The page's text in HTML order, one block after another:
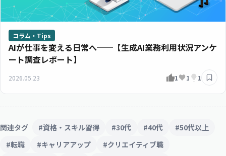
コラム・Tips
AIが仕事を変える日常へ──【生成AI業務利用状況アンケ
ート調査レポート】
2026.05.23 1 1 1
関連タグ #資格・スキル習得 #30代 #40代
#50代以上
#転職
#キャリアアップ
#クリエイティブ職